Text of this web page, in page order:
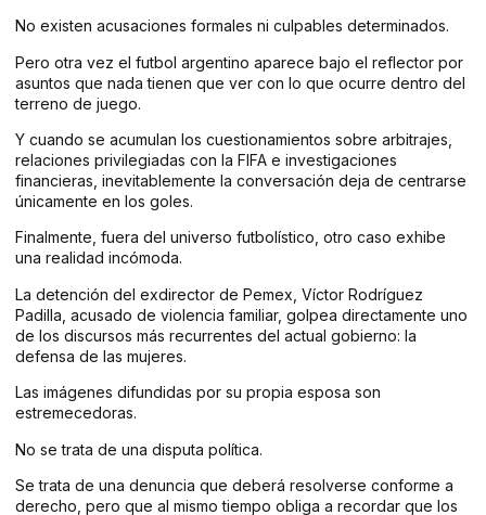
No existen acusaciones formales ni culpables determinados.
Pero otra vez el futbol argentino aparece bajo el reflector por
asuntos que nada tienen que ver con lo que ocurre dentro del
terreno de juego.
Y cuando se acumulan los cuestionamientos sobre arbitrajes,
relaciones privilegiadas con la FIFA e investigaciones
financieras, inevitablemente la conversación deja de centrarse
únicamente en los goles.
Finalmente, fuera del universo futbolístico, otro caso exhibe
una realidad incómoda.
La detención del exdirector de Pemex, Víctor Rodríguez
Padilla, acusado de violencia familiar, golpea directamente uno
de los discursos más recurrentes del actual gobierno: la
defensa de las mujeres.
Las imágenes difundidas por su propia esposa son
estremecedoras.
No se trata de una disputa política.
Se trata de una denuncia que deberá resolverse conforme a
derecho, pero que al mismo tiempo obliga a recordar que los